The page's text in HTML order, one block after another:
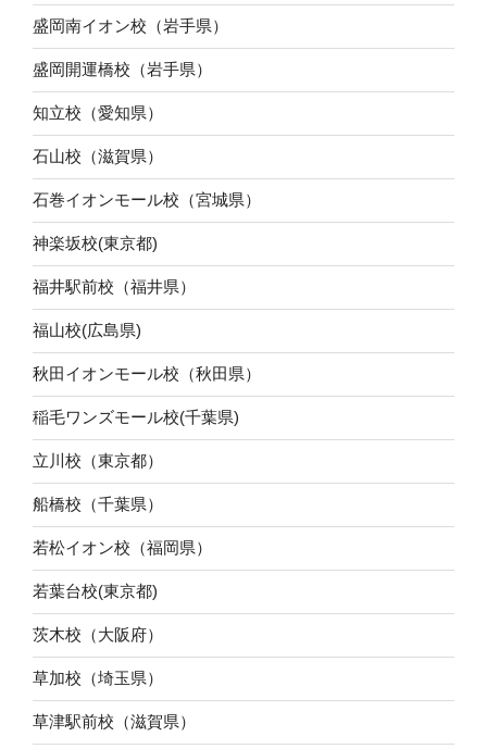
盛岡南イオン校（岩手県）
盛岡開運橋校（岩手県）
知立校（愛知県）
石山校（滋賀県）
石巻イオンモール校（宮城県）
神楽坂校(東京都)
福井駅前校（福井県）
福山校(広島県)
秋田イオンモール校（秋田県）
稲毛ワンズモール校(千葉県)
立川校（東京都）
船橋校（千葉県）
若松イオン校（福岡県）
若葉台校(東京都)
茨木校（大阪府）
草加校（埼玉県）
草津駅前校（滋賀県）